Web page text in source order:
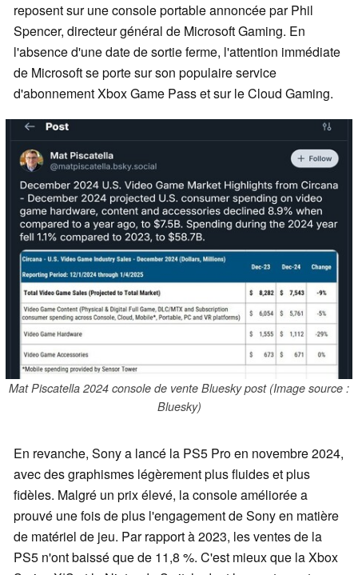
reposent sur une console portable annoncée par Phil
Spencer, directeur général de Microsoft Gaming. En
l'absence d'une date de sortie ferme, l'attention immédiate
de Microsoft se porte sur son populaire service
d'abonnement Xbox Game Pass et sur le Cloud Gaming.
Mat Piscatella 2024 console de vente Bluesky post (Image source :
Bluesky)
En revanche, Sony a lancé la PS5 Pro en novembre 2024,
avec des graphismes légèrement plus fluides et plus
fidèles. Malgré un prix élevé, la console améliorée a
prouvé une fois de plus l'engagement de Sony en matière
de matériel de jeu. Par rapport à 2023, les ventes de la
PS5 n'ont baissé que de 11,8 %. C'est mieux que la Xbox